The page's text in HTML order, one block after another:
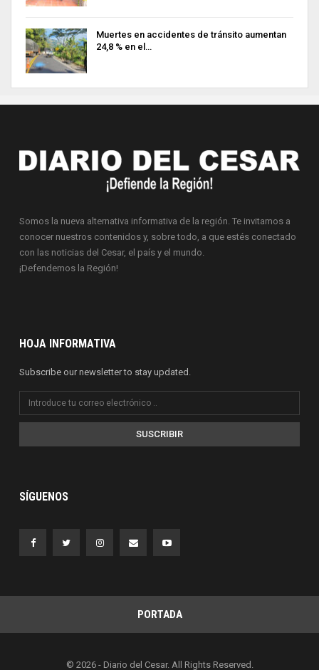
Muertes en accidentes de tránsito aumentan
24,8 % en el…
Somos la nueva alternativa informativa de la región. Te invitamos a
conocer nuestros contenidos y, sobre todo, a que estés conectado
con las noticias del Cesar, el país y el mundo.
¡Defendemos la Región!
HOJA INFORMATIVA
Subscribe our newsletter to stay updated.
SUSCRIBIR
SÍGUENOS
PORTADA
© 2026 - Diario del Cesar. All Rights Reserved.